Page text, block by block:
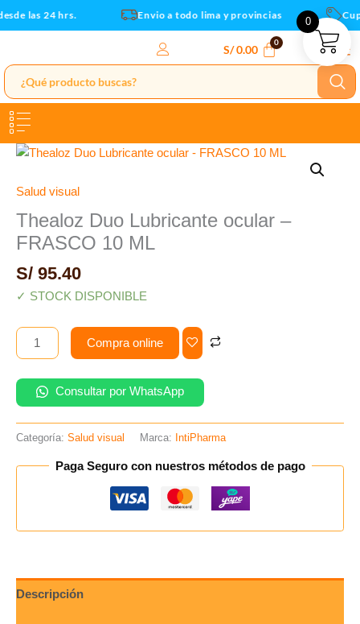
Ir
al
las 24 hrs. Envio a todo lima y provincias
S/0.00
Salud visual
Thealoz Duo Lubricante ocular –
FRASCO 10 ML
S/ 95.40
✓ STOCK DISPONIBLE
Thealoz
Lubricante
FRASCO
10
Compra online
Consultar por WhatsApp
Categoría: Salud visual Marca: IntiPharma
Paga Seguro con nuestros métodos de pago
Descripción
0
10
cantidad